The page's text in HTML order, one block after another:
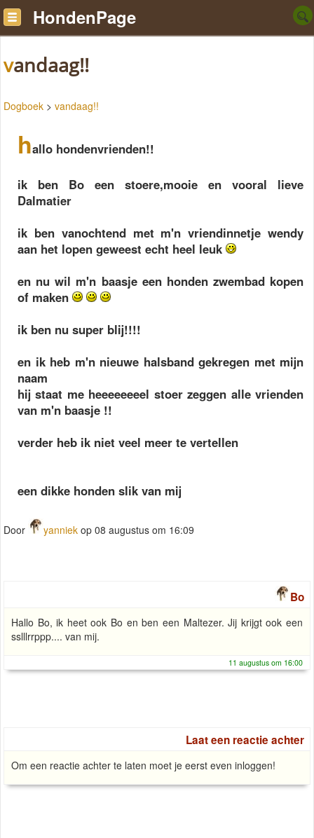
HondenPage
vandaag!!
Dogboek > vandaag!!
hallo hondenvrienden!!
ik ben Bo een stoere,mooie en vooral lieve
Dalmatier
ik ben vanochtend met m'n vriendinnetje wendy
aan het lopen geweest echt heel leuk
en nu wil m'n baasje een honden zwembad kopen
of maken
ik ben nu super blij!!!!
en ik heb m'n nieuwe halsband gekregen met mijn
naam
hij staat me heeeeeeeel stoer zeggen alle vrienden
van m'n baasje !!
verder heb ik niet veel meer te vertellen
een dikke honden slik van mij
Door yanniek op 08 augustus om 16:09
Bo
Hallo Bo, ik heet ook Bo en ben een Maltezer. Jij krijgt ook een
sslllrrppp.... van mij.
11 augustus om 16:00
Laat een reactie achter
Om een reactie achter te laten moet je eerst even inloggen!